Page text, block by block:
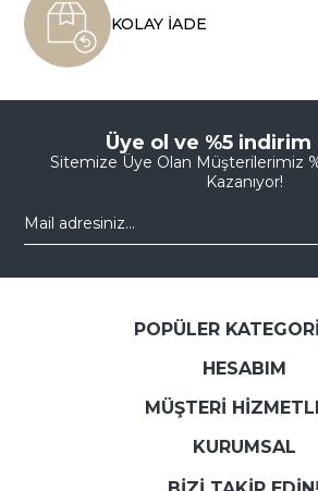
KOLAY İADE
Üye ol ve %5 indirim
Sitemize Üye Olan Müşterilerimiz
Kazanıyor!
POPÜLER
HESABIM
MÜŞTERİ
KURUMSAL